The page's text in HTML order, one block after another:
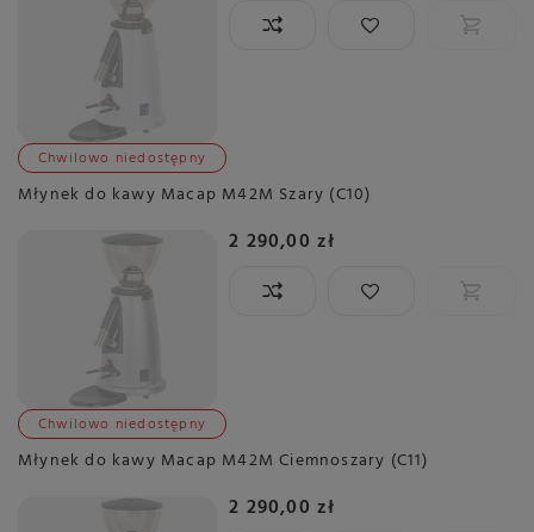
Chwilowo niedostępny
Młynek do kawy Macap M42M Szary (C10)
2 290,00 zł
Chwilowo niedostępny
Młynek do kawy Macap M42M Ciemnoszary (C11)
2 290,00 zł